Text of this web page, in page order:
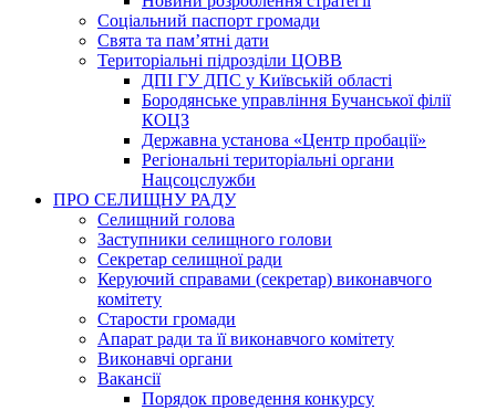
Соціальний паспорт громади
Свята та пам’ятні дати
Територіальні підрозділи ЦОВВ
ДПІ ГУ ДПС у Київській області
Бородянське управління Бучанської філії
КОЦЗ
Державна установа «Центр пробації»
Регіональні територіальні органи
Нацсоцслужби
ПРО СЕЛИЩНУ РАДУ
Селищний голова
Заступники селищного голови
Секретар селищної ради
Керуючий справами (секретар) виконавчого
комітету
Старости громади
Апарат ради та її виконавчого комітету
Виконавчі органи
Вакансії
Порядок проведення конкурсу